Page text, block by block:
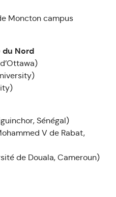
Moncton campus
du Nord
Sénégal)
V de Rabat,
de Douala, Cameroun)